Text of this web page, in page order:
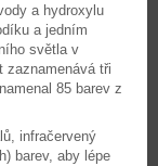
a hydroxylu
a jedním
světla v
zaznamenává tři
85 barev z
infračervený
barev, aby lépe